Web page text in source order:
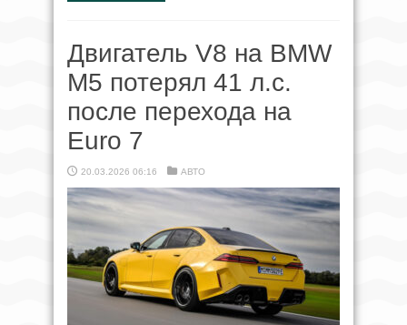
Двигатель V8 на BMW
M5 потерял 41 л.с.
после перехода на
Euro 7
20.03.2026 06:16 АВТО